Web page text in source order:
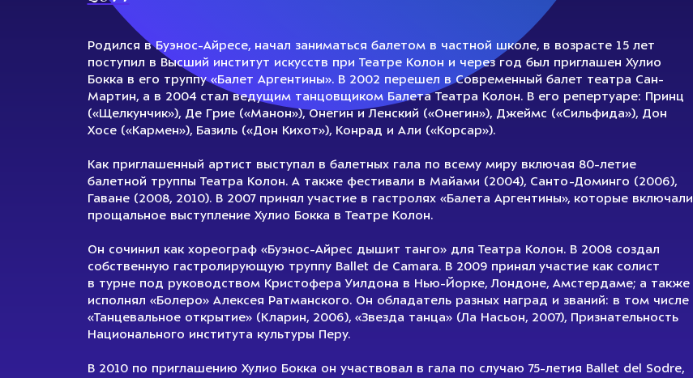
Родился в Буэнос-Айресе, начал заниматься балетом в частной школе, в возрасте 15 лет
поступил в Высший институт искусств при Театре Колон и через год был приглашен Хулио
Бокка в его труппу «Балет Аргентины». В 2002 перешел в Современный балет театра Сан-
Мартин, а в 2004 стал ведущим танцовщиком Балета Театра Колон. В его репертуаре: Принц
(«Щелкунчик»), Де Грие («Манон»), Онегин и Ленский («Онегин»), Джеймс («Сильфида»), Дон
Хосе («Кармен»), Базиль («Дон Кихот»), Конрад и Али («Корсар»).
Как приглашенный артист выступал в балетных гала по всему миру включая 80-летие
балетной труппы Театра Колон. А также фестивали в Майами (2004), Санто-Доминго (2006),
Гаване (2008, 2010). В 2007 принял участие в гастролях «Балета Аргентины», которые включали
прощальное выступление Хулио Бокка в Театре Колон.
Он сочинил как хореограф «Буэнос-Айрес дышит танго» для Театра Колон. В 2008 создал
собственную гастролирующую труппу Ballet de Camara. В 2009 принял участие как солист
в турне под руководством Кристофера Уилдона в Нью-Йорке, Лондоне, Амстердаме; а также
исполнял «Болеро» Алексея Ратманского. Он обладатель разных наград и званий: в том числе
«Танцевальное открытие» (Кларин, 2006), «Звезда танца» (Ла Насьон, 2007), Признательность
Национального института культуры Перу.
В 2010 по приглашению Хулио Бокка он участвовал в гала по случаю 75-летия Ballet del Sodre,